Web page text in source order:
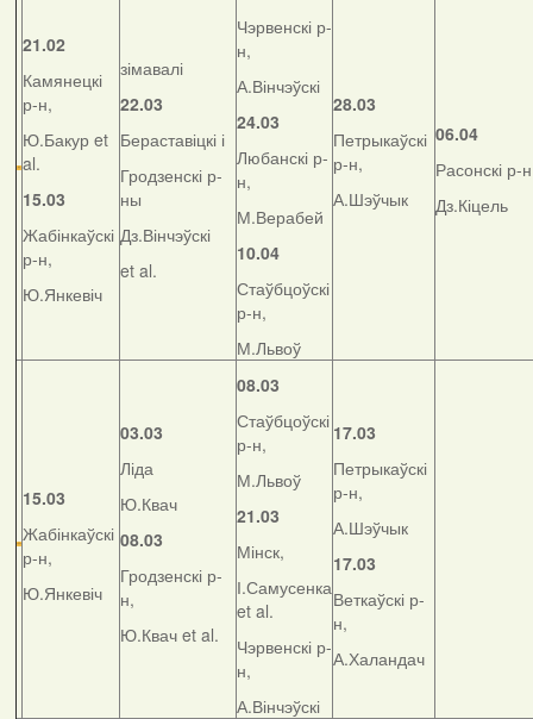
21.02
Камянецкі
р-н,
Ю.Бакур et
al.
15.03
Жабінкаўскі
р-н,
Ю.Янкевіч
зімавалі
22.03
Бераставіцкі і
Гродзенскі р-
ны
Дз.Вінчэўскі
et al.
Чэрвенскі р-
н,
А.Вінчэўскі
24.03
Любанскі р-
н,
М.Верабей
10.04
Стаўбцоўскі
р-н,
М.Львоў
28.03
Петрыкаўскі
р-н,
А.Шэўчык
06.04
Расонскі р-
Дз.Кіцель
15.03
Жабінкаўскі
р-н,
Ю.Янкевіч
03.03
Ліда
Ю.Квач
08.03
Гродзенскі р-
н,
Ю.Квач et al.
08.03
Стаўбцоўскі
р-н,
М.Львоў
21.03
Мінск,
І.Самусенка
et al.
Чэрвенскі р-
н,
А.Вінчэўскі
17.03
Петрыкаўскі
р-н,
А.Шэўчык
17.03
Веткаўскі р-
н,
А.Халандач